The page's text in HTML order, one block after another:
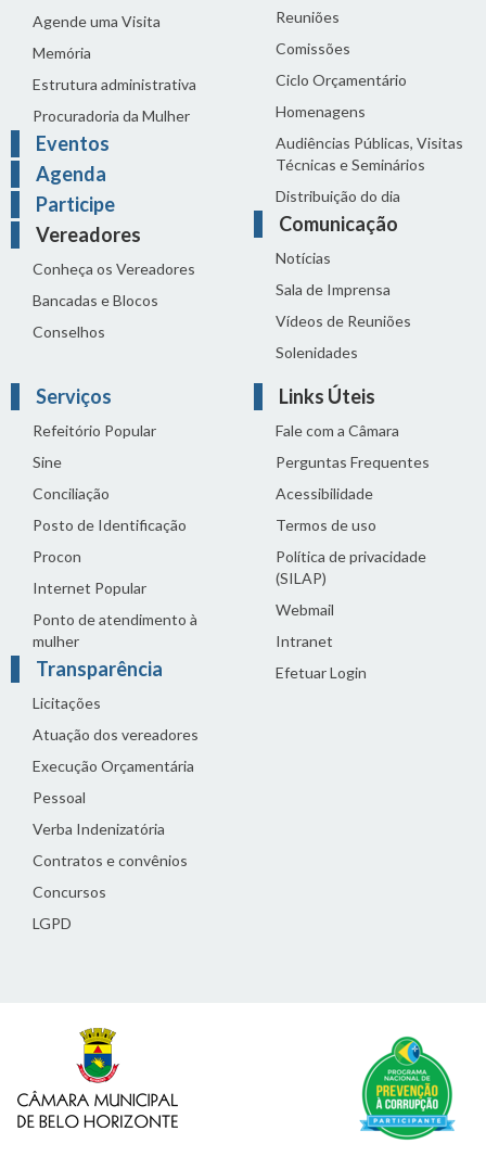
Agende uma Visita
Memória
Estrutura administrativa
Procuradoria da Mulher
Eventos
Agenda
Participe
Vereadores
Conheça os Vereadores
Bancadas e Blocos
Conselhos
Reuniões
Comissões
Ciclo Orçamentário
Homenagens
Audiências Públicas, Visitas
Técnicas e Seminários
Distribuição do dia
Comunicação
Notícias
Sala de Imprensa
Vídeos de Reuniões
Solenidades
Serviços
Refeitório Popular
Sine
Conciliação
Posto de Identificação
Procon
Internet Popular
Ponto de atendimento à
mulher
Transparência
Licitações
Atuação dos vereadores
Execução Orçamentária
Pessoal
Verba Indenizatória
Contratos e convênios
Concursos
LGPD
Links Úteis
Fale com a Câmara
Perguntas Frequentes
Acessibilidade
Termos de uso
Política de privacidade
(SILAP)
Webmail
Intranet
Efetuar Login